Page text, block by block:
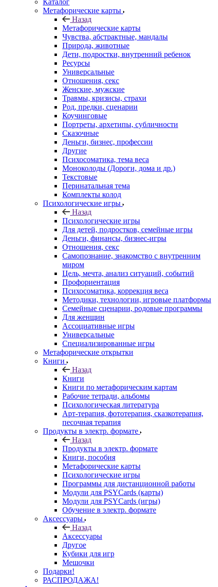
Каталог
Mетафорические карты
Назад
Mетафорические карты
Чувства, абстрактные, мандалы
Природа, животные
Дети, подростки, внутренний ребенок
Ресурсы
Универсальные
Отношения, секс
Женские, мужские
Травмы, кризисы, страхи
Род, предки, сценарии
Коучинговые
Портреты, архетипы, субличности
Сказочные
Деньги, бизнес, профессии
Другие
Психосоматика, тема веса
Моноколоды (Дороги, дома и др.)
Текстовые
Перинатальная тема
Комплекты колод
Психологические игры
Назад
Психологические игры
Для детей, подростков, семейные игры
Деньги, финансы, бизнес-игры
Отношения, секс
Самопознание, знакомство с внутренним
миром
Цель, мечта, анализ ситуаций, событий
Профориентация
Психосоматика, коррекция веса
Методики, технологии, игровые платформы
Семейные сценарии, родовые программы
Для женщин
Ассоциативные игры
Универсальные
Специализированные игры
Метафорические открытки
Книги
Назад
Книги
Книги по метафорическим картам
Рабочие тетради, альбомы
Психологическая литература
Арт-терапия, фототерапия, сказкотерапия,
песочная терапия
Продукты в электр. формате
Назад
Продукты в электр. формате
Книги, пособия
Метафорические карты
Психологические игры
Программы для дистанционной работы
Модули для PSYCards (карты)
Модули для PSYCards (игры)
Обучение в электр. формате
Аксессуары
Назад
Аксессуары
Другое
Кубики для игр
Мешочки
Подарки!
РАСПРОДАЖА!